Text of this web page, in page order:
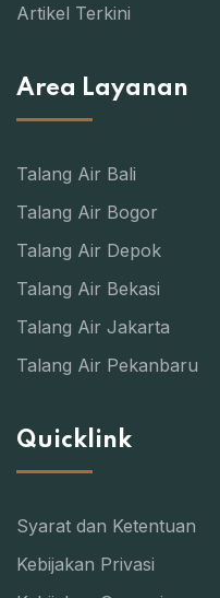
Artikel Terkini
Area Layanan
Talang Air Bali
Talang Air Bogor
Talang Air Depok
Talang Air Bekasi
Talang Air Jakarta
Talang Air Pekanbaru
Quicklink
Syarat dan Ketentuan
Kebijakan Privasi